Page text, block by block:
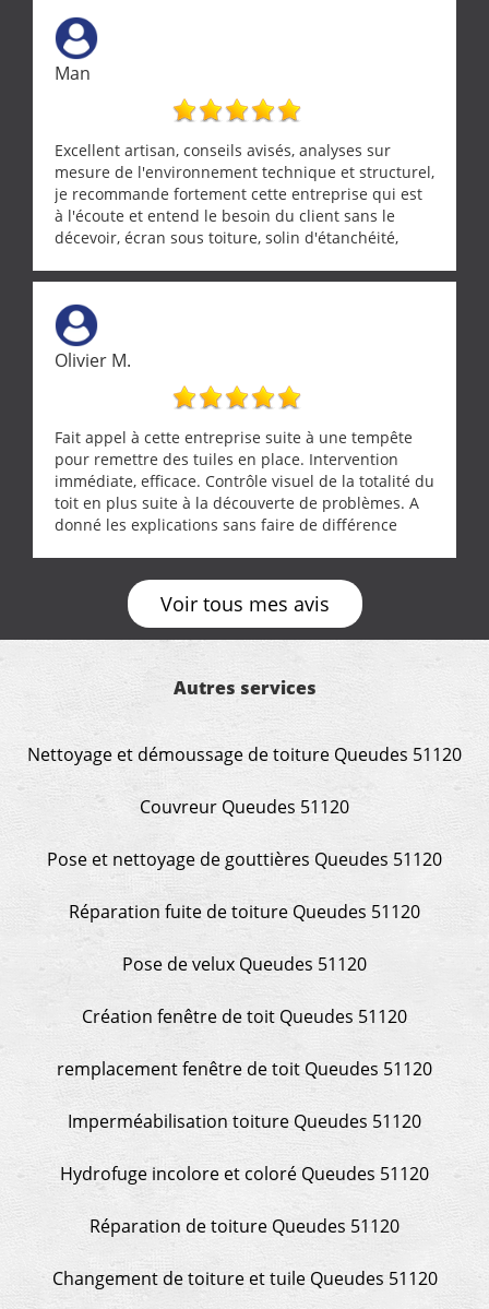
Man
Excellent artisan, conseils avisés, analyses sur
mesure de l'environnement technique et structurel,
je recommande fortement cette entreprise qui est
à l'écoute et entend le besoin du client sans le
décevoir, écran sous toiture, solin d'étanchéité,
récupérateur d'eau, tout a été parfaitement mis en
œuvre sans besoin d'y revenir. confiance assurée.
Olivier M.
Fait appel à cette entreprise suite à une tempête
pour remettre des tuiles en place. Intervention
immédiate, efficace. Contrôle visuel de la totalité du
toit en plus suite à la découverte de problèmes. A
donné les explications sans faire de différence
Voir tous mes avis
Autres services
Nettoyage et démoussage de toiture Queudes 51120
Couvreur Queudes 51120
Pose et nettoyage de gouttières Queudes 51120
Réparation fuite de toiture Queudes 51120
Pose de velux Queudes 51120
Création fenêtre de toit Queudes 51120
remplacement fenêtre de toit Queudes 51120
Imperméabilisation toiture Queudes 51120
Hydrofuge incolore et coloré Queudes 51120
Réparation de toiture Queudes 51120
Changement de toiture et tuile Queudes 51120